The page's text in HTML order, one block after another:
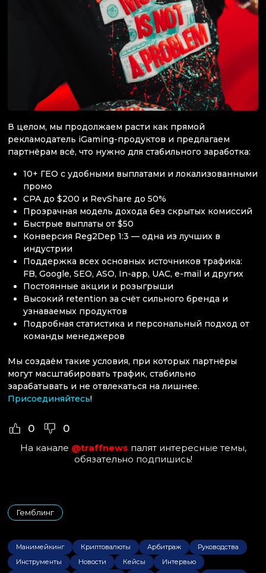
В целом, мы продолжаем расти как прямой
рекламодатель iGaming-продуктов и предлагаем
партнёрам всё, что нужно для стабильного заработка:
10+ ГЕО с удобными выплатами и локализованными
промо
CPA до $200 и RevShare до 50%
Прозрачная модель дохода без скрытых комиссий
Быстрые выплаты от $50
Конверсия Reg2Dep 1:3 — одна из лучших в
индустрии
Поддержка всех основных источников трафика:
FB, Google, SEO, ASO, In-app, UAC, e-mail и других
Постоянные акции и розыгрыши
Высокий retention за счёт сильного бренда и
узнаваемых продуктов
Подробная статистика и персональный подход от
команды менеджеров
Мы создаём такие условия, при которых партнёры
могут масштабировать трафик, стабильно
зарабатывать и не отвлекаться на лишнее.
Присоединяйтесь!
0 0
На канале @traffnews палят интересные темы,
обязательно подпишись!
Гемблинг
Манимейкинг Криптовалюты Арбитраж
Руководства
Инструменты
Новости Кейсы
Интервью